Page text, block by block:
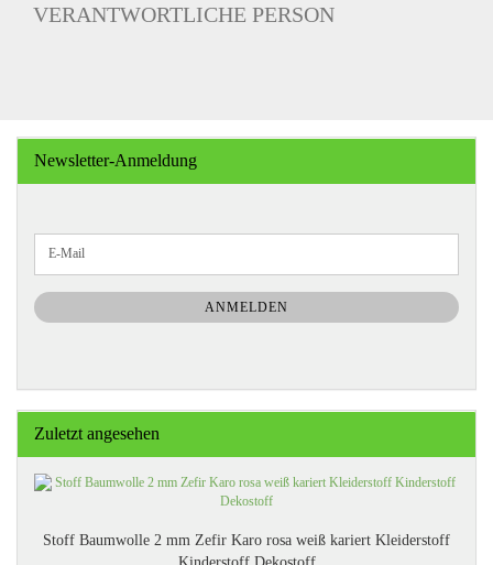
VERANTWORTLICHE PERSON
Newsletter-Anmeldung
ZUR
NEWSLETTER-
ANMELDUNG
E-
ANMELDEN
Zuletzt angesehen
Stoff Baumwolle 2 mm Zefir Karo rosa weiß kariert Kleiderstoff